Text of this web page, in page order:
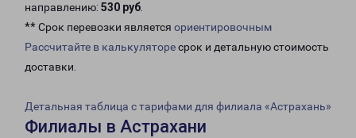
направлению: 530 руб.
** Срок перевозки является ориентировочным
Рассчитайте в калькуляторесрок и детальную стоимость
доставки.
Детальная таблица с тарифами для филиала «Астрахань»
Филиалы в Астрахани